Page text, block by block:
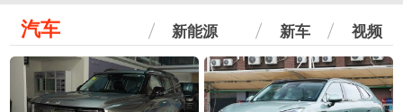
汽车 新能源 新车 视频